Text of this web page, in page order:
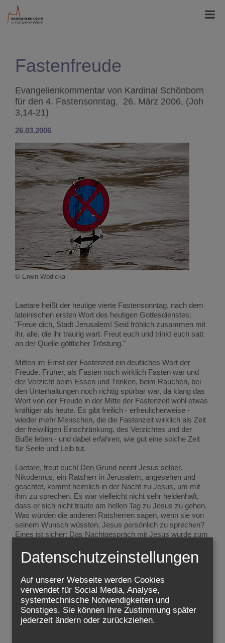
Fastenfreude
Evangelienkommentar von Kardinal Schönborn
für den 4. Fastensonntag, 26. März 2006, (Joh
3,14-21)
26.03.2006
© Erwin Wodicka
Laetare heißt der heutige vierte Fastensonntag, nach dem
lateinischen ersten Wort des heutigen Gottesdienstes:
"Freue dich, Stadt Jerusalem! Seid fröhlich zusammen mit
ihr, alle, die ihr traurig wart. Freut euch und trinkt euch satt
an der Quelle göttlicher Tröstung."
Mitten im Ernst der Fastenzeit ein deutliches Wort der
Freude. Früher, als Fasten noch wirklich Fasten war und
der Verzicht beim Essen und Trinken, beim Rauchen, bei
den Unterhaltungen noch richtig spürbar war, da klang das
Wort von der Freude in der Mitte der Fastenzeit wohl etwas
kräftiger als heute. Es gibt freilich - erfreulicherweise -
wieder mehr Menschen, die die Fastenzeit wirklich als Zeit
der freiwilligen Einschränkung, des Verzichtes und der
Buße leben - und dabei erfahren, wie gut eine solche Zeit
für Seele und Leib tut.
Laetare, freut euch! Den Grund nennt Jesus selber.
Nikodemus, ein Ratsherr in Jerusalem, angesehen und
geachtet, kommt heimlich in der Nacht zu Jesus, um mit
ihm zu sprechen. Es war vielleicht nicht sehr heldenhaft,
dass er sich nicht traute am hellen Tag zu Jesus zu gehen.
Was würden die anderen Ratsherren sagen, wenn sie von
seinem Wunsch wüssten, Jesus persönlich zu sprechen?
Eines ist sicher: Das Nachtgespräch mit Jesus wurde zum
in späteren Jahren von dieser unvergesslichen Nacht
erzählt! Es muss ihm bewusst geworden sein, dass Jesus
er gesagt hat. Noch immer klingt es nach, noch immer
kann es das Leben von Menschen verwandeln: "So sehr
hat Gott die Welt geliebt …"
Gott liebt diese Welt. Es ist schwer zu begreifen. Eine Welt,
Datenschutzeinstellungen
Auf unserer Webseite werden Cookies
verwendet für Social Media, Analyse,
systemtechnische Notwendigkeiten und
Sonstiges. Sie können Ihre Zustimmung später
jederzeit ändern oder zurückziehen.